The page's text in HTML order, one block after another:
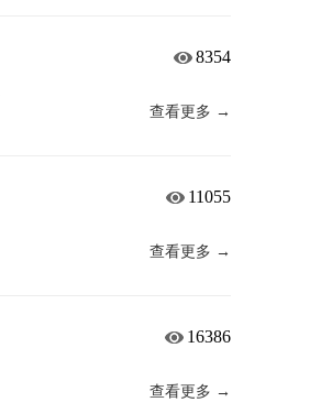
8354
查看更多 →
11055
查看更多 →
16386
查看更多 →